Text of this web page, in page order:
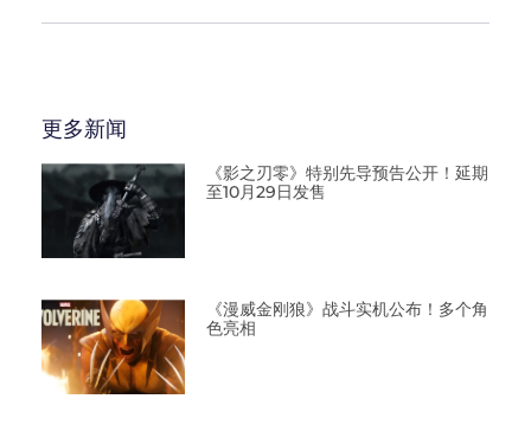
更多新闻
《影之刃零》特别先导预告公开！延期
至10月29日发售
《漫威金刚狼》战斗实机公布！多个角
色亮相